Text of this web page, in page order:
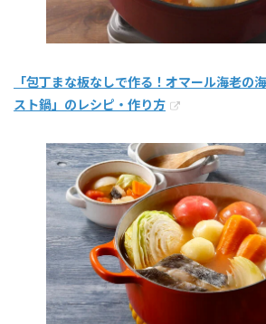
「包丁まな板なしで作る！オマール海老の
スト鍋」のレシピ・作り方